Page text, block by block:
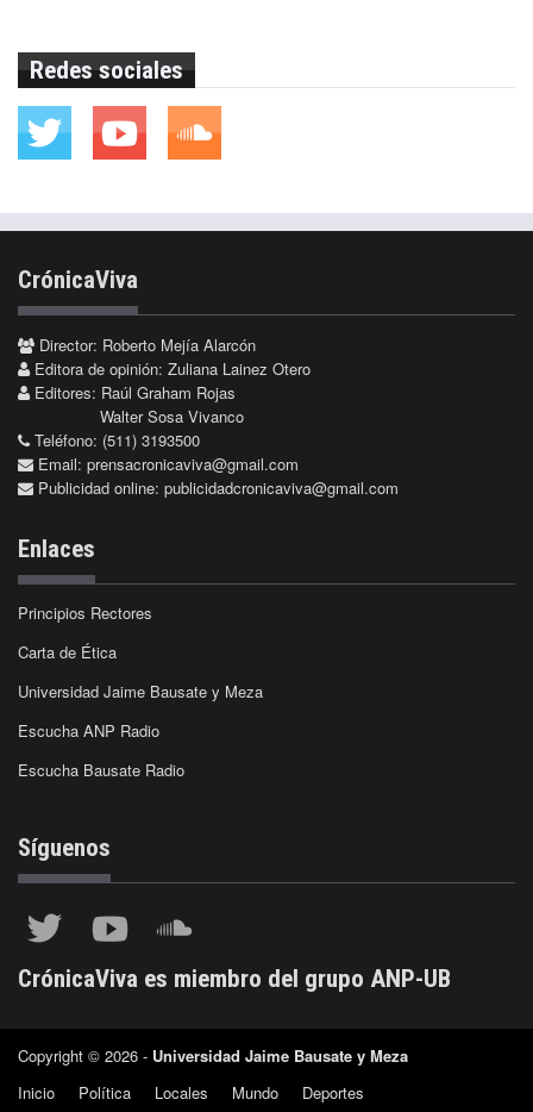
Redes sociales
CrónicaViva
Director: Roberto Mejía Alarcón
Editora de opinión: Zuliana Lainez Otero
Editores: Raúl Graham Rojas
Walter Sosa Vivanco
Teléfono: (511) 3193500
Email: prensacronicaviva@gmail.com
Publicidad online: publicidadcronicaviva@gmail.com
Enlaces
Principios Rectores
Carta de Ética
Universidad Jaime Bausate y Meza
Escucha ANP Radio
Escucha Bausate Radio
Síguenos
CrónicaViva es miembro del grupo ANP-UB
Copyright © 2026 - Universidad Jaime Bausate y Meza
Inicio
Política Locales Mundo Deportes